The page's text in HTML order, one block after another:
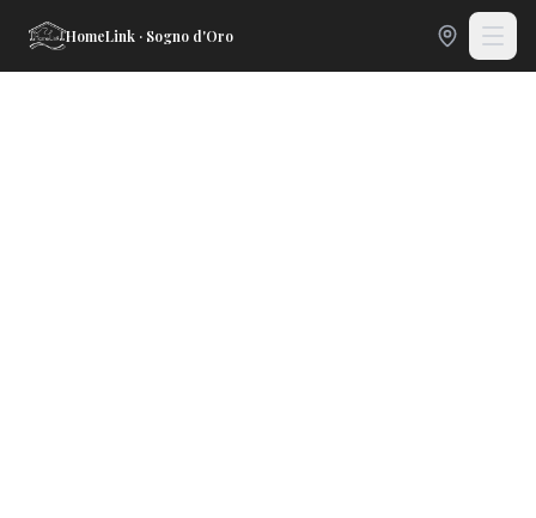
HomeLink · Sogno d'Oro